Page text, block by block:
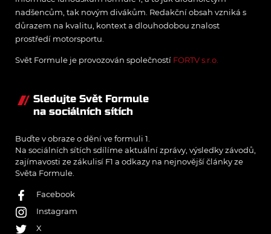
nadšencům, tak novým divákům. Redakční obsah vzniká s
důrazem na kvalitu, kontext a dlouhodobou znalost
prostředí motorsportu.
Svět Formule je provozován společností FORTV s.r.o.
Sledujte Svět Formule
na sociálních sítích
Buďte v obraze o dění ve formuli 1.
Na sociálních sítích sdílíme aktuální zprávy, výsledky závodů,
zajímavosti ze zákulisí F1 a odkazy na nejnovější články ze
Světa Formule.
Facebook
Instagram
X